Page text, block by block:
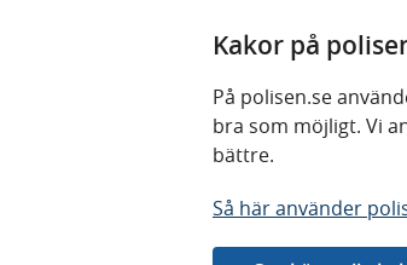
Kakor på
På polisen.se
bra som möjligt. Vi
bättre.
Så här använder